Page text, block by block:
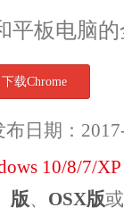
平板电脑
下载Chrome
日期：
10/8/7/
版、 OSX版或